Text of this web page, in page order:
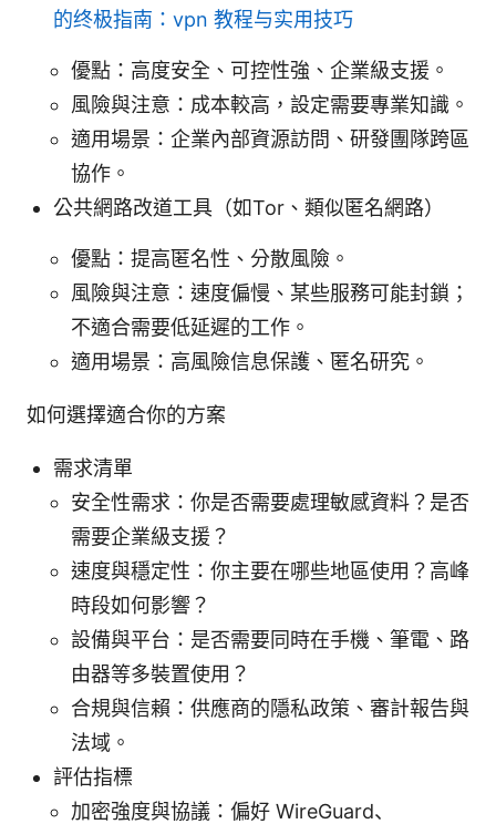
的终极指南：vpn 教程与实用技巧
優點：高度安全、可控性強、企業級支援。
風險與注意：成本較高，設定需要專業知識。
適用場景：企業內部資源訪問、研發團隊跨區
協作。
公共網路改道工具（如Tor、類似匿名網路）
優點：提高匿名性、分散風險。
風險與注意：速度偏慢、某些服務可能封鎖；
不適合需要低延遲的工作。
適用場景：高風險信息保護、匿名研究。
如何選擇適合你的方案
需求清單
安全性需求：你是否需要處理敏感資料？是否
需要企業級支援？
速度與穩定性：你主要在哪些地區使用？高峰
時段如何影響？
設備與平台：是否需要同時在手機、筆電、路
由器等多裝置使用？
合規與信賴：供應商的隱私政策、審計報告與
法域。
評估指標
加密強度與協議：偏好 WireGuard、